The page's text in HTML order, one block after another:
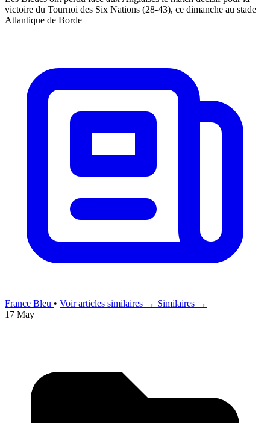
victoire du Tournoi des Six Nations (28-43), ce dimanche au stade
Atlantique de Borde
France Bleu • Voir articles similaires → Similaires →
17 May